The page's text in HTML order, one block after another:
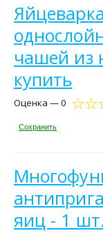
чашей из
купить
Оценка — 0
Сохранить
яиц - 1